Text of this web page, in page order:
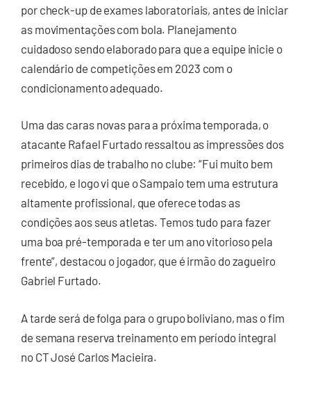
por check-up de exames laboratoriais, antes de iniciar
as movimentações com bola. Planejamento
cuidadoso sendo elaborado para que a equipe inicie o
calendário de competições em 2023 com o
condicionamento adequado.
Uma das caras novas para a próxima temporada, o
atacante Rafael Furtado ressaltou as impressões dos
primeiros dias de trabalho no clube: “Fui muito bem
recebido, e logo vi que o Sampaio tem uma estrutura
altamente profissional, que oferece todas as
condições aos seus atletas. Temos tudo para fazer
uma boa pré-temporada e ter um ano vitorioso pela
frente”, destacou o jogador, que é irmão do zagueiro
Gabriel Furtado.
A tarde será de folga para o grupo boliviano, mas o fim
de semana reserva treinamento em período integral
no CT José Carlos Macieira.